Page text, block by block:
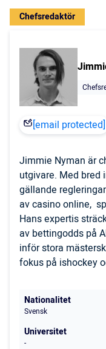
Chefsredaktör
[email protected]
Jimmie Nyman är
utgivare. Med bred
gällande
av casino online,
Hans expertis
av bettingodds på
inför stora
fokus på ishockey
Nationalitet
Svensk
Universitet
-